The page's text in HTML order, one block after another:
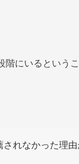
にいるというこ
れなかった理